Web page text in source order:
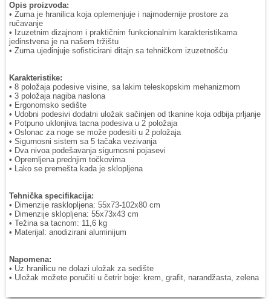
Opis proizvoda:
• Zuma je hranilica koja oplemenjuje i najmodernije prostore za
ručavanje
• Izuzetnim dizajnom i praktičnim funkcionalnim karakteristikama
jedinstvena je na našem tržištu
• Zuma ujedinjuje sofisticirani ditajn sa tehničkom izuzetnošću
Karakteristike:
• 8 položaja podesive visine, sa lakim teleskopskim mehanizmom
• 3 položaja nagiba naslona
• Ergonomsko sedište
• Udobni podesivi dodatni uložak sačinjen od tkanine koja odbija prljanje
• Potpuno uklonjiva tacna podesiva u 2 položaja
• Oslonac za noge se može podesiti u 2 položaja
• Sigurnosni sistem sa 5 tačaka vezivanja
• Dva nivoa podešavanja sigurnosni pojasevi
• Opremljena prednjim točkovima
• Lako se premešta kada je sklopljena
Tehnička specifikacija:
• Dimenzije rasklopljena: 55x73-102x80 cm
• Dimenzije sklopljena: 55x73x43 cm
• Težina sa tacnom: 11,6 kg
• Materijal: anodizirani aluminijum
Napomena:
• Uz hranilicu ne dolazi uložak za sedište
• Uložak možete poručiti u četrir boje: krem, grafit, narandžasta, zelena